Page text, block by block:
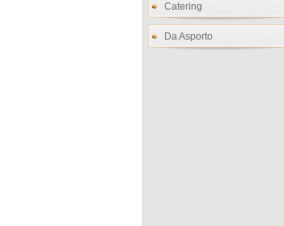
Catering
Da Asporto